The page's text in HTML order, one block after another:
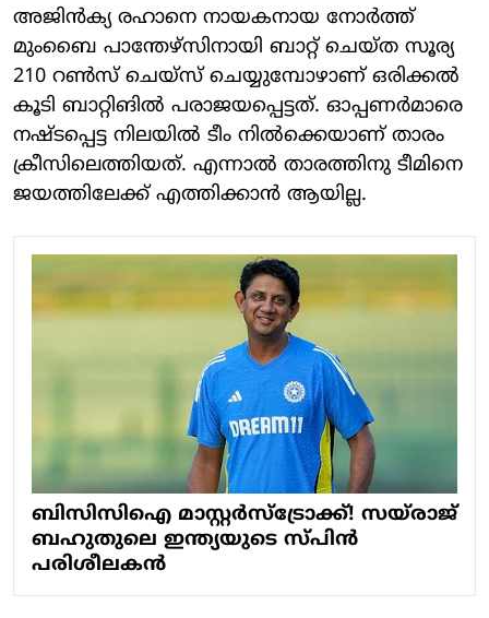
അജിന്‍ക്യ രഹാനെ നായകനായ നോര്‍ത്ത്
മുംബൈ പാന്തേഴ്‌സിനായി ബാറ്റ് ചെയ്ത സൂര്യ
210 റണ്‍സ് ചെയ്‌സ് ചെയ്യുമ്പോഴാണ് ഒരിക്കല്‍
കൂടി ബാറ്റിങില്‍ പരാജയപ്പെട്ടത്. ഓപ്പണര്‍മാരെ
നഷ്ടപ്പെട്ട നിലയില്‍ ടീം നില്‍ക്കെയാണ് താരം
ക്രീസിലെത്തിയത്. എന്നാല്‍ താരത്തിനു ടീമിനെ
ജയത്തിലേക്ക് എത്തിക്കാന്‍ ആയില്ല.
ബിസിസിഐ മാസ്റ്റർസ്ട്രോക്ക്! സയ്‌രാജ്
ബഹുതുലെ ഇന്ത്യയുടെ സ്പിൻ
പരിശീലകൻ